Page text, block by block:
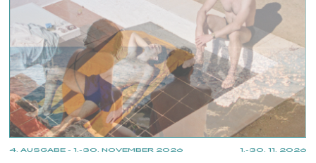
1.-30. 11. 2026
4. AUSGABE - 1.-30. NOVEMBER 2026